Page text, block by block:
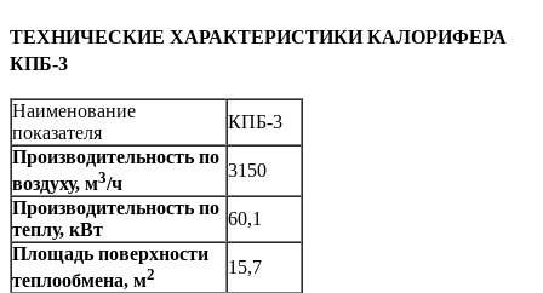
ТЕХНИЧЕСКИЕ ХАРАКТЕРИСТИКИ КАЛОРИФЕРА
КПБ-3
Наименование
показателя
КПБ-3
Производительность по
воздуху, м3/ч
3150
Производительность по
теплу, кВт
60,1
Площадь поверхности
теплообмена, м2
15,7